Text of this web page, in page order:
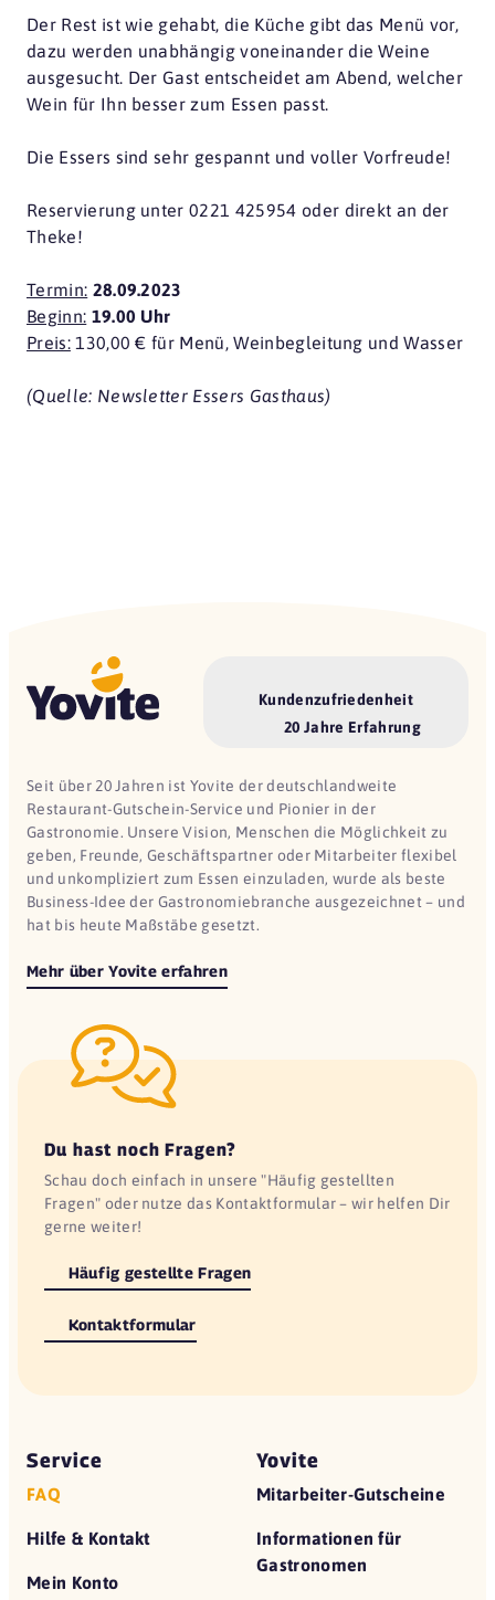
Der Rest ist wie gehabt, die Küche gibt das Menü vor,
dazu werden unabhängig voneinander die Weine
ausgesucht. Der Gast entscheidet am Abend, welcher
Wein für Ihn besser zum Essen passt.
Die Essers sind sehr gespannt und voller Vorfreude!
Reservierung unter 0221 425954 oder direkt an der
Theke!
Termin: 28.09.2023
Beginn: 19.00 Uhr
Preis: 130,00 € für Menü, Weinbegleitung und Wasser
(Quelle: Newsletter Essers Gasthaus)
Kundenzufriedenheit
20 Jahre Erfahrung
Seit über 20 Jahren ist Yovite der deutschlandweite
Restaurant-Gutschein-Service und Pionier in der
Gastronomie. Unsere Vision, Menschen die Möglichkeit zu
geben, Freunde, Geschäftspartner oder Mitarbeiter flexibel
und unkompliziert zum Essen einzuladen, wurde als beste
Business-Idee der Gastronomiebranche ausgezeichnet – und
hat bis heute Maßstäbe gesetzt.
Mehr über Yovite erfahren
Du hast noch Fragen?
Schau doch einfach in unsere "Häufig gestellten
Fragen" oder nutze das Kontaktformular – wir helfen Dir
gerne weiter!
Häufig gestellte Fragen
Kontaktformular
Service
FAQ
Hilfe & Kontakt
Mein Konto
Yovite
Mitarbeiter-Gutscheine
Informationen für
Gastronomen